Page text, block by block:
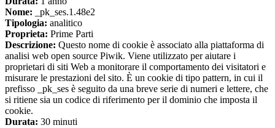
Nome: _pk_ses.1.48e2
Tipologia: analitico
Proprieta: Prime Parti
Descrizione: Questo nome di cookie è associato alla piattaforma di
analisi web open source Piwik. Viene utilizzato per aiutare i
proprietari di siti Web a monitorare il comportamento dei visitatori e
misurare le prestazioni del sito. È un cookie di tipo pattern, in cui il
prefisso _pk_ses è seguito da una breve serie di numeri e lettere, che
si ritiene sia un codice di riferimento per il dominio che imposta il
cookie.
Durata: 30 minuti